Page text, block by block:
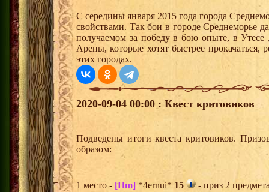
С середины января 2015 года города
свойствами. Так бои в городе Среднеморье
получаемом за победу в бою опыте, в
Арены, которые хотят быстрее прокачаться,
этих городах.
2020-09-04 00:00 : Квест критовиков
Подведены итоги квеста критовиков.
образом:
1 место - [Hm] *4ernui* 15
- приз 2